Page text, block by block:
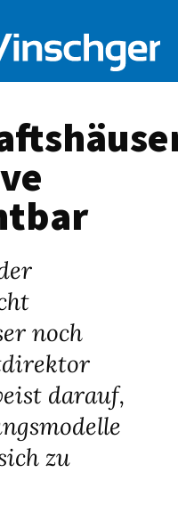
noch
darauf,
zu